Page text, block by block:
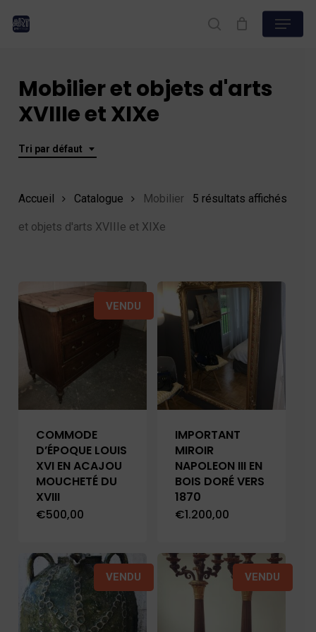
search
Menu
Mobilier et objets d'arts
XVIIIe et XIXe
Tri par défaut
5 résultats affichés
Accueil Catalogue Mobilier
et objets d'arts XVIIIe et XIXe
COMMODE
D’ÉPOQUE LOUIS
XVI EN ACAJOU
MOUCHETÉ DU
XVIII
€500,00
VENDU
IMPORTANT
MIROIR
NAPOLEON III EN
BOIS DORÉ VERS
1870
€1.200,00
VENDU VENDU